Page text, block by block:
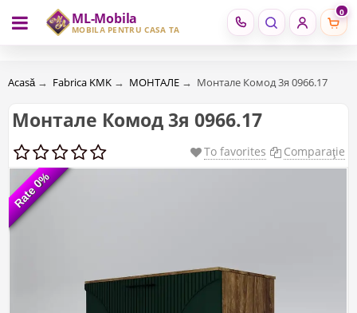
ML-Mobila
MOBILĂ PENTRU CASA TA
0
RU RO
Acasă → Fabrica KMK → МОНТАЛЕ → Монтале Комод 3я 0966.17
Монтале Комод 3я 0966.17
To favorites Comparaţie
Rate 0%
Rate 0%